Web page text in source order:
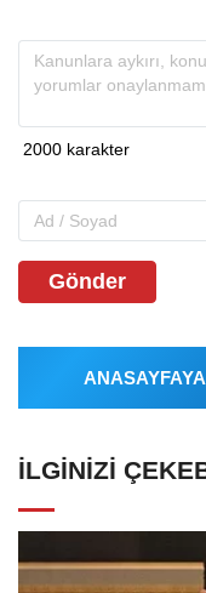
Gönder
İLGINIZI